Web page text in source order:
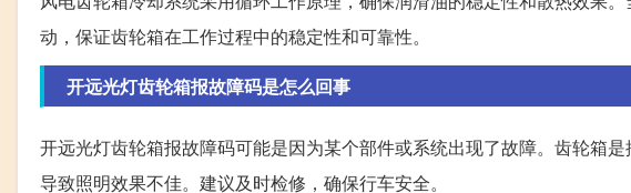
动，保证齿轮箱在工作过程中的稳定性和可靠性。
开远光灯齿轮箱报故障码是怎么回事
开远光灯齿轮箱报故障码可能是因为某个部件或系统出现了故障。齿轮箱
导致照明效果不佳。建议及时检修，确保行车安全。